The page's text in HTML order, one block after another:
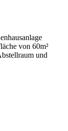
von 60m²
und